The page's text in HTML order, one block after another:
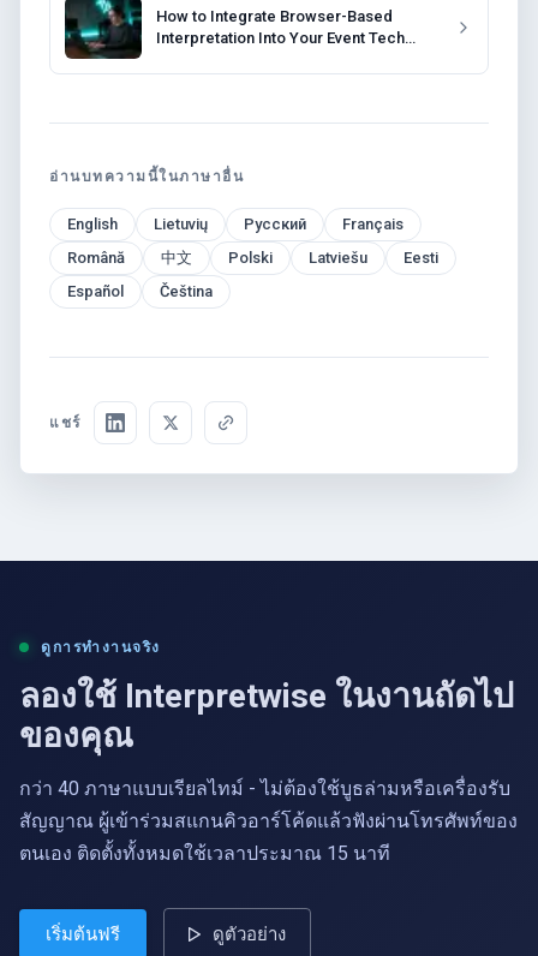
How to Integrate Browser-Based
Interpretation Into Your Event Tech
อ่านบทความนี้ในภาษาอื่น
English Lietuvių Русский
Français
Română
中文 Polski Latviešu
Eesti
Español
Čeština
แชร์
ดูการทำงานจริง
ลองใช้ Interpretwise ในงานถัดไป
ของคุณ
กว่า 40 ภาษาแบบเรียลไทม์ - ไม่ต้องใช้บูธล่ามหรือเครื่องรับ
สัญญาณ ผู้เข้าร่วมสแกนคิวอาร์โค้ดแล้วฟังผ่านโทรศัพท์ของ
ตนเอง ติดตั้งทั้งหมดใช้เวลาประมาณ 15 นาที
เริ่มต้นฟรี ดูตัวอย่าง